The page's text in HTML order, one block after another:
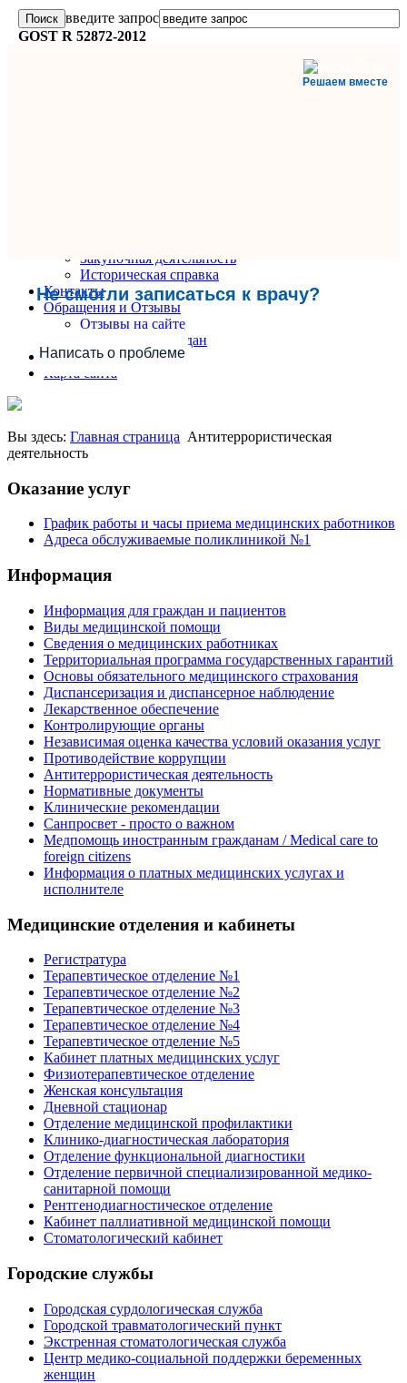
введите запрос
GOST R 52872-2012
Решаем вместе
Не смогли записаться к врачу?
Написать о проблеме
Закупочная деятельность
Историческая справка
Контакты
Обращения и Отзывы
Отзывы на сайте
Обращения граждан
Вопрос-Ответ
Карта сайта
Вы здесь: Главная страница Антитеррористическая
деятельность
Оказание услуг
График работы и часы приема медицинских работников
Адреса обслуживаемые поликлиникой №1
Информация
Информация для граждан и пациентов
Виды медицинской помощи
Сведения о медицинских работниках
Территориальная программа государственных гарантий
Основы обязательного медицинского страхования
Диспансеризация и диспансерное наблюдение
Лекарственное обеспечение
Контролирующие органы
Независимая оценка качества условий оказания услуг
Противодействие коррупции
Антитеррористическая деятельность
Нормативные документы
Клинические рекомендации
Санпросвет - просто о важном
Медпомощь иностранным гражданам / Medical care to
foreign citizens
Информация о платных медицинских услугах и
исполнителе
Медицинские отделения и кабинеты
Регистратура
Терапевтическое отделение №1
Терапевтическое отделение №2
Терапевтическое отделение №3
Терапевтическое отделение №4
Терапевтическое отделение №5
Кабинет платных медицинских услуг
Физиотерапевтическое отделение
Женская консультация
Дневной стационар
Отделение медицинской профилактики
Клинико-диагностическая лаборатория
Отделение функциональной диагностики
Отделение первичной специализированной медико-
санитарной помощи
Рентгенодиагностическое отделение
Кабинет паллиативной медицинской помощи
Стоматологический кабинет
Городские службы
Городская сурдологическая служба
Городской травматологический пункт
Экстренная стоматологическая служба
Центр медико-социальной поддержки беременных
женщин